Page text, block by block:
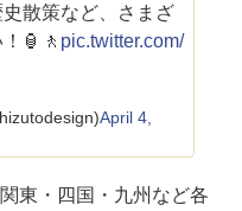
散策など、さまざ
🏮🚶 pic.twitter.com/
April 4,
東・四国・九州など各